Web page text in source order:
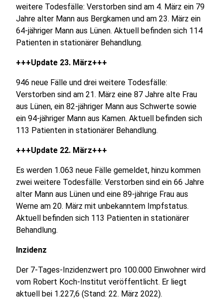
weitere Todesfälle: Verstorben sind am 4. März ein 79
Jahre alter Mann aus Bergkamen und am 23. März ein
64-jähriger Mann aus Lünen. Aktuell befinden sich 114
Patienten in stationärer Behandlung.
+++Update 23. März+++
946 neue Fälle und drei weitere Todesfälle:
Verstorben sind am 21. März eine 87 Jahre alte Frau
aus Lünen, ein 82-jähriger Mann aus Schwerte sowie
ein 94-jähriger Mann aus Kamen. Aktuell befinden sich
113 Patienten in stationärer Behandlung.
+++Update 22. März+++
Es werden 1.063 neue Fälle gemeldet, hinzu kommen
zwei weitere Todesfälle: Verstorben sind ein 66 Jahre
alter Mann aus Lünen und eine 89-jährige Frau aus
Werne am 20. März mit unbekanntem Impfstatus.
Aktuell befinden sich 113 Patienten in stationärer
Behandlung.
Inzidenz
Der 7-Tages-Inzidenzwert pro 100.000 Einwohner wird
vom Robert Koch-Institut veröffentlicht. Er liegt
aktuell bei 1.227,6 (Stand: 22. März 2022).